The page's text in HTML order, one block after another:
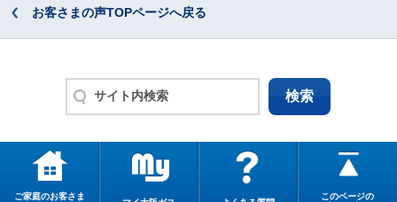
お客さまの声TOPページへ戻る
ご家庭のお客さま
このページの